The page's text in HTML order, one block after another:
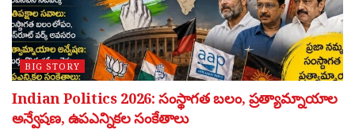
BIG STORY
Indian Politics 2026: సంస్థాగత బలం, ప్రత్యామ్నాయాల
అన్వేషణ, ఉపఎన్నికల సంకేతాలు